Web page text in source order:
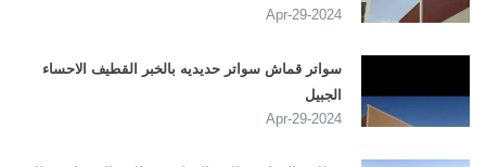
2024-Apr-29
سواتر قماش سواتر حديديه بالخبر القطيف الاحساء
الجبيل
2024-Apr-29